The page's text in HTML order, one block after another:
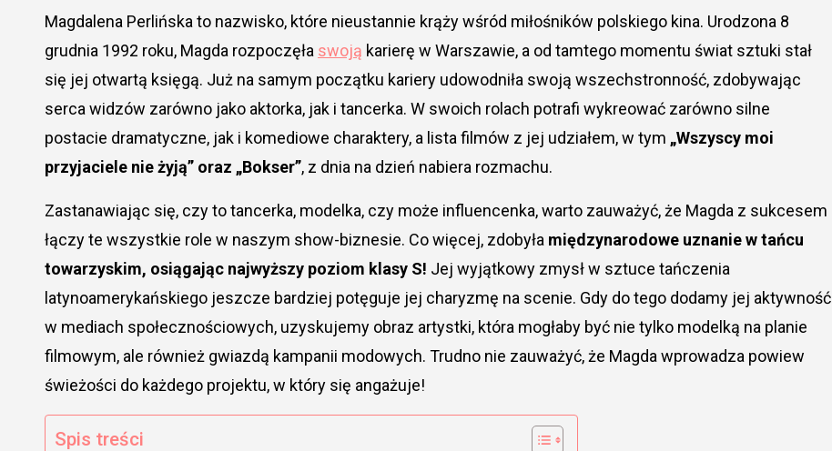
Magdalena Perlińska to nazwisko, które nieustannie krąży wśród miłośników polskiego kina. Urodzona 8
grudnia 1992 roku, Magda rozpoczęła swoją karierę w Warszawie, a od tamtego momentu świat sztuki stał
się jej otwartą księgą. Już na samym początku kariery udowodniła swoją wszechstronność, zdobywając
serca widzów zarówno jako aktorka, jak i tancerka. W swoich rolach potrafi wykreować zarówno silne
postacie dramatyczne, jak i komediowe charaktery, a lista filmów z jej udziałem, w tym „Wszyscy moi
przyjaciele nie żyją” oraz „Bokser”, z dnia na dzień nabiera rozmachu.
Zastanawiając się, czy to tancerka, modelka, czy może influencenka, warto zauważyć, że Magda z sukcesem
łączy te wszystkie role w naszym show-biznesie. Co więcej, zdobyła międzynarodowe uznanie w tańcu
towarzyskim, osiągając najwyższy poziom klasy S! Jej wyjątkowy zmysł w sztuce tańczenia
latynoamerykańskiego jeszcze bardziej potęguje jej charyzmę na scenie. Gdy do tego dodamy jej aktywność
w mediach społecznościowych, uzyskujemy obraz artystki, która mogłaby być nie tylko modelką na planie
filmowym, ale również gwiazdą kampanii modowych. Trudno nie zauważyć, że Magda wprowadza powiew
świeżości do każdego projektu, w który się angażuje!
Spis treści